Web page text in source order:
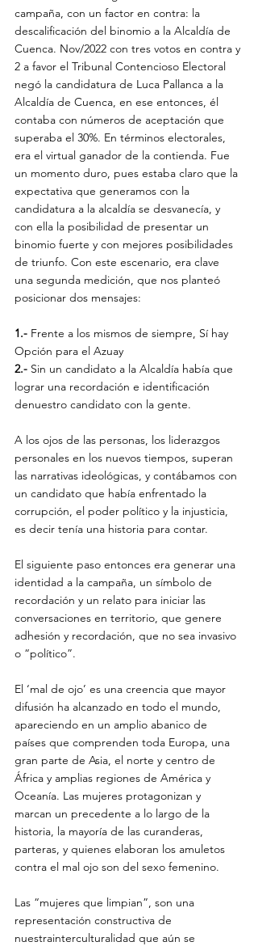
campaña, con un factor en contra: la
descalificación del binomio a la Alcaldía de
Cuenca. Nov/2022 con tres votos en contra y
2 a favor el Tribunal Contencioso Electoral
negó la candidatura de Luca Pallanca a la
Alcaldía de Cuenca, en ese entonces, él
contaba con números de aceptación que
superaba el 30%. En términos electorales,
era el virtual ganador de la contienda. Fue
un momento duro, pues estaba claro que la
expectativa que generamos con la
candidatura a la alcaldía se desvanecía, y
con ella la posibilidad de presentar un
binomio fuerte y con mejores posibilidades
de triunfo. Con este escenario, era clave
una segunda medición, que nos planteó
posicionar dos mensajes:
1.- Frente a los mismos de siempre, Sí hay
Opción para el Azuay
2.- Sin un candidato a la Alcaldía había que
lograr una recordación e identificación
denuestro candidato con la gente.
A los ojos de las personas, los liderazgos
personales en los nuevos tiempos, superan
las narrativas ideológicas, y contábamos con
un candidato que había enfrentado la
corrupción, el poder político y la injusticia,
es decir tenía una historia para contar.
El siguiente paso entonces era generar una
identidad a la campaña, un símbolo de
recordación y un relato para iniciar las
conversaciones en territorio, que genere
adhesión y recordación, que no sea invasivo
o “político”.
El ‘mal de ojo’ es una creencia que mayor
difusión ha alcanzado en todo el mundo,
apareciendo en un amplio abanico de
países que comprenden toda Europa, una
gran parte de Asia, el norte y centro de
África y amplias regiones de América y
Oceanía. Las mujeres protagonizan y
marcan un precedente a lo largo de la
historia, la mayoría de las curanderas,
parteras, y quienes elaboran los amuletos
contra el mal ojo son del sexo femenino.
Las “mujeres que limpian”, son una
representación constructiva de
nuestrainterculturalidad que aún se